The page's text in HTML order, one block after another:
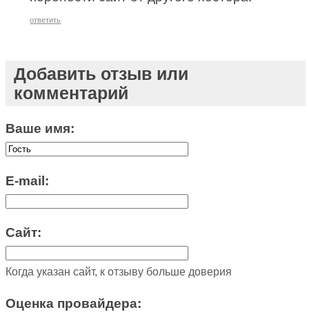
ответить
Добавить отзыв или
комментарий
Ваше имя:
E-mail:
Сайт:
Когда указан сайт, к отзыву больше доверия
Оценка провайдера: